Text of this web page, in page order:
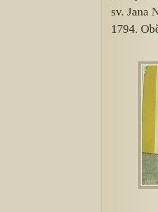
sv. Jana
1794.